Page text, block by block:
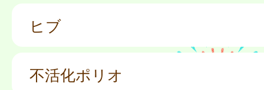
ヒブ
不活化ポリオ